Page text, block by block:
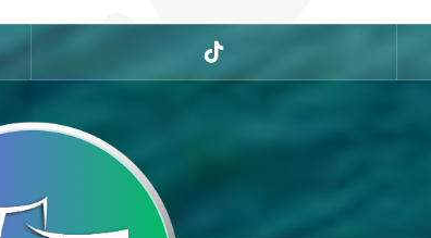
tiktok